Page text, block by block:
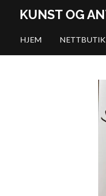
hovedinnhold
KUNST OG
HJEM